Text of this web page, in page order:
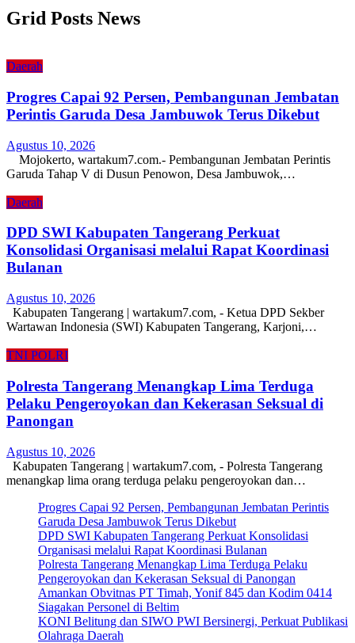
Grid Posts News
Daerah
Progres Capai 92 Persen, Pembangunan Jembatan
Perintis Garuda Desa Jambuwok Terus Dikebut
Agustus 10, 2026
Mojokerto, wartakum7.com.- Pembangunan Jembatan Perintis
Garuda Tahap V di Dusun Penowon, Desa Jambuwok,…
Daerah
DPD SWI Kabupaten Tangerang Perkuat
Konsolidasi Organisasi melalui Rapat Koordinasi
Bulanan
Agustus 10, 2026
Kabupaten Tangerang | wartakum7.com, - Ketua DPD Sekber
Wartawan Indonesia (SWI) Kabupaten Tangerang, Karjoni,…
TNI POLRI
Polresta Tangerang Menangkap Lima Terduga
Pelaku Pengeroyokan dan Kekerasan Seksual di
Panongan
Agustus 10, 2026
Kabupaten Tangerang | wartakum7.com, - Polresta Tangerang
menangkap lima orang terduga pelaku pengeroyokan dan…
Progres Capai 92 Persen, Pembangunan Jembatan Perintis
Garuda Desa Jambuwok Terus Dikebut
DPD SWI Kabupaten Tangerang Perkuat Konsolidasi
Organisasi melalui Rapat Koordinasi Bulanan
Polresta Tangerang Menangkap Lima Terduga Pelaku
Pengeroyokan dan Kekerasan Seksual di Panongan
Amankan Obvitnas PT Timah, Yonif 845 dan Kodim 0414
Siagakan Personel di Beltim
KONI Belitung dan SIWO PWI Bersinergi, Perkuat Publikasi
Olahraga Daerah